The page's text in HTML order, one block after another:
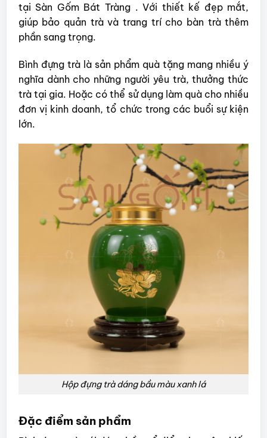
tại Sàn Gốm Bát Tràng . Với thiết kế đẹp mắt,
giúp bảo quản trà và trang trí cho bàn trà thêm
phần sang trọng.
Bình đựng trà là sản phẩm quà tặng mang nhiều ý
nghĩa dành cho những người yêu trà, thưởng thức
trà tại gia. Hoặc có thể sử dụng làm quà cho nhiều
đơn vị kinh doanh, tổ chức trong các buổi sự kiện
lớn.
Hộp đựng trà dáng bầu màu xanh lá
Đặc điểm sản phẩm